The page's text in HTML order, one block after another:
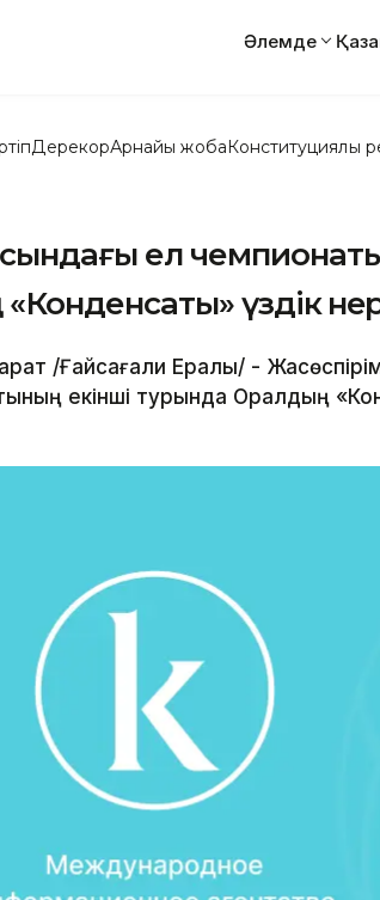
Әлемде
ДерекқорАрнайы жобаКонституциялық
ел
үздік өнер
/Ғайсағали Ералы/ -
екінші турында Оралдың